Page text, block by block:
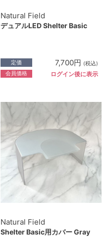
Natural Field
デュアルLED Shelter Basic
定価 7,700円 (税込)
会員価格 ログイン後に表示
Natural Field
Shelter Basic用カバー Gray